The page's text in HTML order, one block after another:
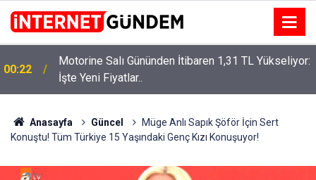
00:22
Motorine Salı Gününden İtibaren 1,31 TL Yükseliyor:
İşte Yeni Fiyatlar..
Anasayfa Güncel
Müge Anlı Sapık Şöför İçin Sert
Konuştu! Tüm Türkiye 15 Yaşındaki Genç Kızı Konuşuyor!